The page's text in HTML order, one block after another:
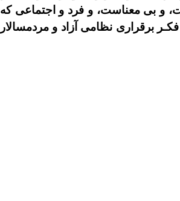
و بی معناست، و فرد و اجتماعی که
برقراری نظامی آزاد و مردمسالار